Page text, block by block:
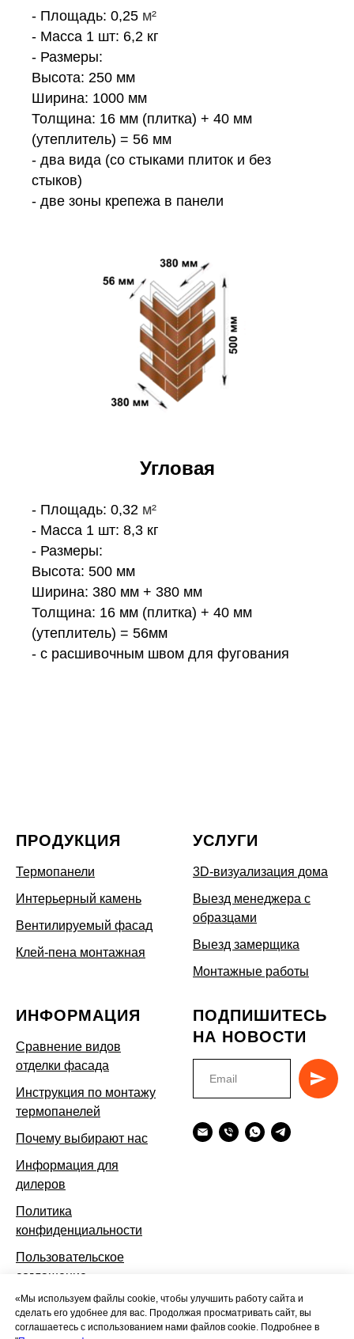
- Площадь: 0,25 м²
- Масса 1 шт: 6,2 кг
- Размеры:
Высота: 250 мм
Ширина: 1000 мм
Толщина: 16 мм (плитка) + 40 мм
(утеплитель) = 56 мм
- два вида (со стыками плиток и без
стыков)
- две зоны крепежа в панели
Угловая
- Площадь: 0,32 м²
- Масса 1 шт: 8,3 кг
- Размеры:
Высота: 500 мм
Ширина: 380 мм + 380 мм
Толщина: 16 мм (плитка) + 40 мм
(утеплитель) = 56мм
- с расшивочным швом для фугования
ПРОДУКЦИЯ
Термопанели
Интерьерный камень
Вентилируемый фасад
Клей-пена монтажная
УСЛУГИ
3D-визуализация дома
Выезд менеджера с
образцами
Выезд замерщика
Монтажные работы
ИНФОРМАЦИЯ
Сравнение видов
отделки фасада
Инструкция по монтажу
термопанелей
Почему выбирают нас
Информация для
дилеров
Политика
конфиденциальности
Пользовательское
соглашение
ПОДПИШИТЕСЬ
НА НОВОСТИ
«Мы используем файлы cookie, чтобы улучшить работу сайта и
сделать его удобнее для вас. Продолжая просматривать сайт, вы
соглашаетесь с использованием нами файлов cookie. Подробнее в